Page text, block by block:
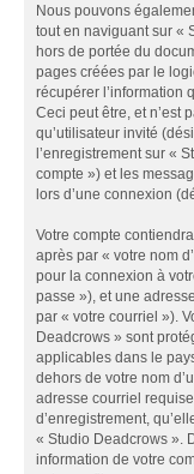
Nous pouvons
tout en naviguant sur «
hors de portée du
pages créées par le
récupérer l’information
Ceci peut être, et n’est
qu’utilisateur invité
l’enregistrement sur «
compte ») et les
lors d’une connexion
Votre compte
après par « votre nom
pour la connexion à
passe »), et une
par « votre courriel »).
Deadcrows » sont
applicables dans le
dehors de votre nom
adresse courriel
d’enregistrement,
« Studio Deadcrows ».
information de votre